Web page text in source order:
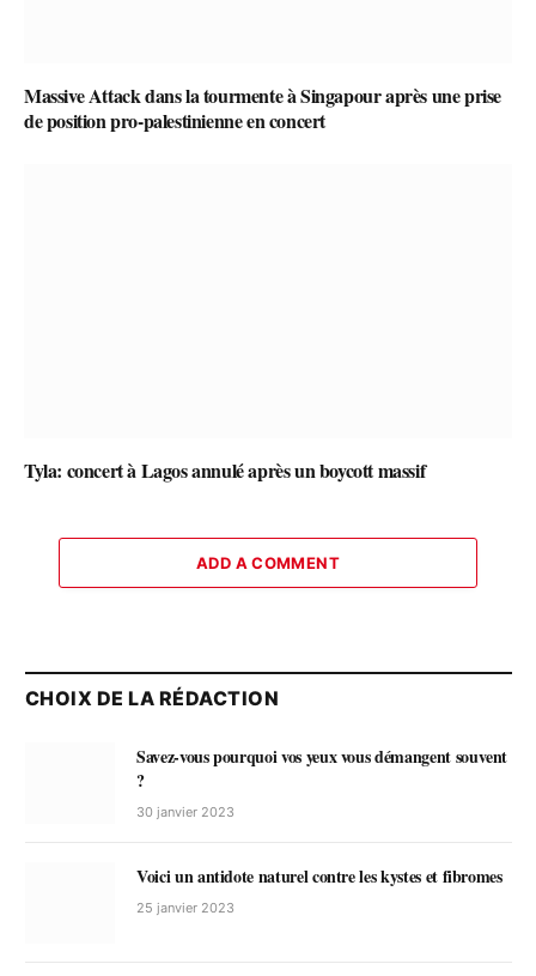
Massive Attack dans la tourmente à Singapour après une prise
de position pro-palestinienne en concert
Tyla: concert à Lagos annulé après un boycott massif
ADD A COMMENT
CHOIX DE LA RÉDACTION
Savez-vous pourquoi vos yeux vous démangent souvent
?
30 janvier 2023
Voici un antidote naturel contre les kystes et fibromes
25 janvier 2023